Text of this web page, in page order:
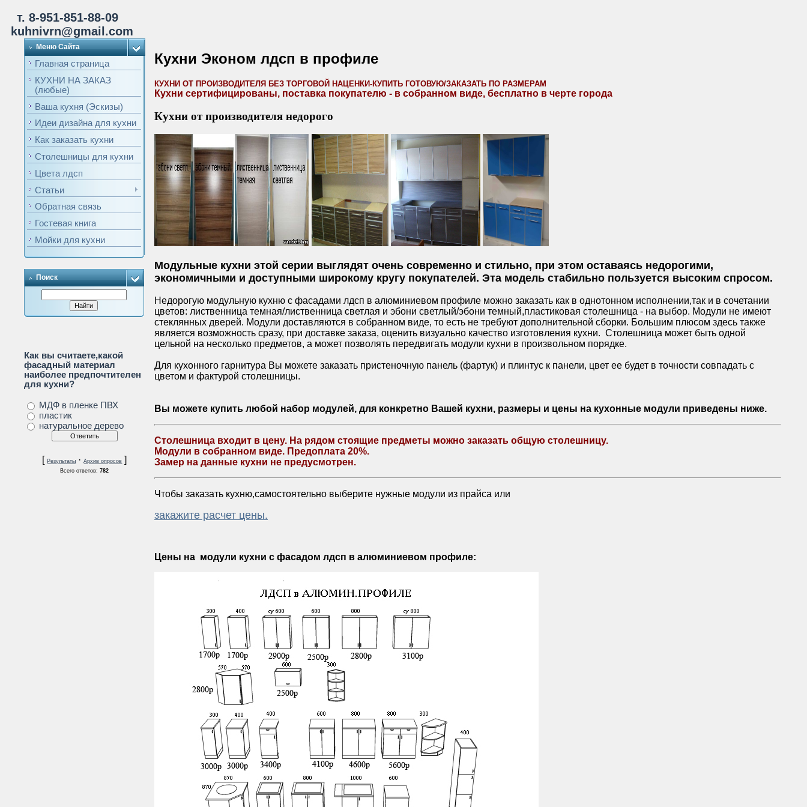
т. 8-951-851-88-09
kuhnivrn@gmail.com
Меню Сайта
Главная страница
КУХНИ НА ЗАКАЗ
(любые)
Ваша кухня (Эскизы)
Идеи дизайна для кухни
Как заказать кухни
Столешницы для кухни
Цвета лдсп
Статьи
Обратная связь
Гостевая книга
Мойки для кухни
Поиск
Как вы считаете,какой
фасадный материал
наиболее предпочтителен
для кухни?
МДФ в пленке ПВХ
пластик
натуральное дерево
[Результаты ·Архив опросов ]
Всего ответов:782
Кухни Эконом лдсп в профиле
КУХНИ ОТ ПРОИЗВОДИТЕЛЯ БЕЗ ТОРГОВОЙ НАЦЕНКИ-КУПИТЬ ГОТОВУЮ/ЗАКАЗАТЬ ПО РАЗМЕРАМ
Кухни сертифицированы, поставка покупателю - в собранном виде, бесплатно в черте города
Кухни от производителя недорого
Модульные кухни этой серии выглядят очень современно и стильно, при этом оставаясь недорогими,
экономичными и доступными широкому кругу покупателей. Эта модель стабильно пользуется высоким спросом.
Недорогую модульную кухню с фасадами лдсп в алюминиевом профиле можно заказать как в однотонном исполнении,так и в сочетании
цветов: лиственница темная/лиственница светлая и эбони светлый/эбони темный,пластиковая столешница - на выбор. Модули не имеют
стеклянных дверей. Модули доставляются в собранном виде, то есть не требуют дополнительной сборки. Большим плюсом здесь также
является возможность сразу, при доставке заказа, оценить визуально качество изготовления кухни. Столешница может быть одной
цельной на несколько предметов, а может позволять передвигать модули кухни в произвольном порядке.
Для кухонного гарнитура Вы можете заказать пристеночную панель (фартук) и плинтус к панели, цвет ее будет в точности совпадать с
цветом и фактурой столешницы.
Вы можете купить любой набор модулей, для конкретно Вашей кухни, размеры и цены на кухонные модули приведены ниже.
Столешница входит в цену. На рядом стоящие предметы можно заказать общую столешницу.
Модули в собранном виде. Предоплата 20%.
Замер на данные кухни не предусмотрен.
Чтобы заказать кухню,самостоятельно выберите нужные модули из прайса или
закажите расчет цены.
Цены на модули кухни с фасадом лдсп в алюминиевом профиле: